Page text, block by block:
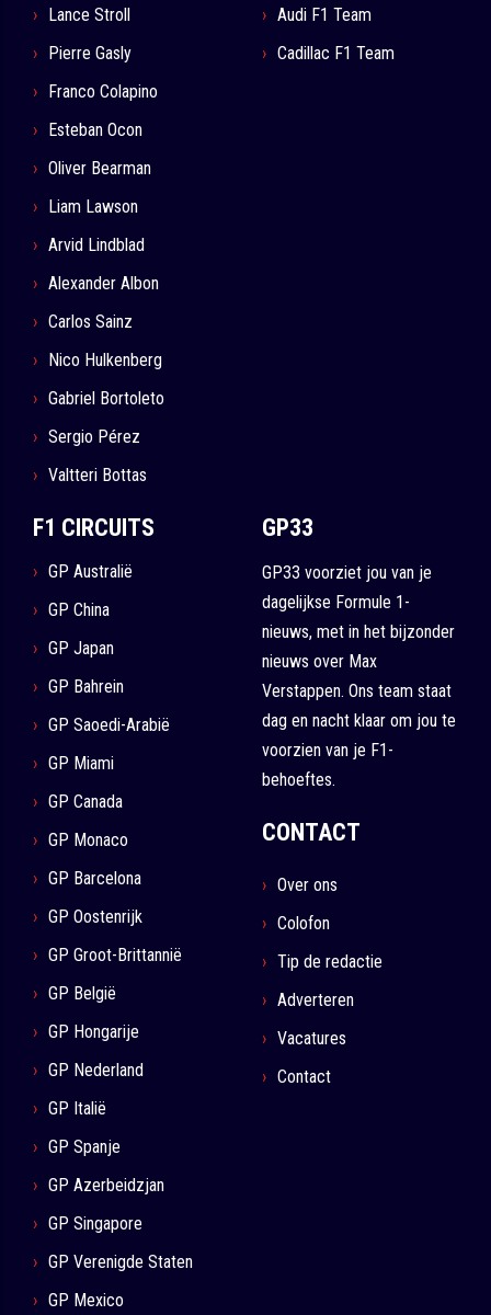
Lance Stroll
Pierre Gasly
Franco Colapino
Esteban Ocon
Oliver Bearman
Liam Lawson
Arvid Lindblad
Alexander Albon
Carlos Sainz
Nico Hulkenberg
Gabriel Bortoleto
Sergio Pérez
Valtteri Bottas
Audi F1 Team
Cadillac F1 Team
F1 CIRCUITS
GP Australië
GP China
GP Japan
GP Bahrein
GP Saoedi-Arabië
GP Miami
GP Canada
GP Monaco
GP Barcelona
GP Oostenrijk
GP Groot-Brittannië
GP België
GP Hongarije
GP Nederland
GP Italië
GP Spanje
GP Azerbeidzjan
GP Singapore
GP Verenigde Staten
GP Mexico
GP33
GP33 voorziet jou van je
dagelijkse Formule 1-
nieuws, met in het bijzonder
nieuws over Max
Verstappen. Ons team staat
dag en nacht klaar om jou te
voorzien van je F1-
behoeftes.
CONTACT
Over ons
Colofon
Tip de redactie
Adverteren
Vacatures
Contact